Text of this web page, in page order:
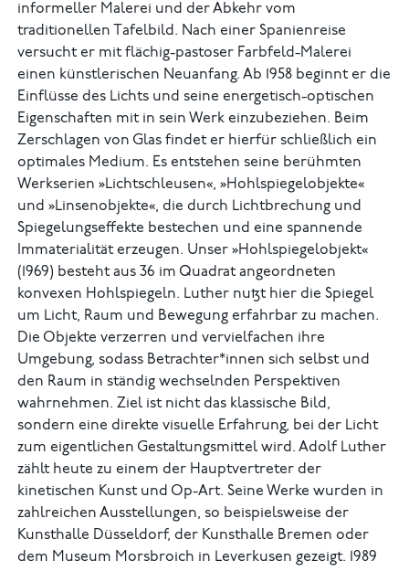
informeller Malerei und der Abkehr vom
traditionellen Tafelbild. Nach einer Spanienreise
versucht er mit flächig-pastoser Farbfeld-Malerei
einen künstlerischen Neuanfang. Ab 1958 beginnt er die
Einflüsse des Lichts und seine energetisch-optischen
Eigenschaften mit in sein Werk einzubeziehen. Beim
Zerschlagen von Glas findet er hierfür schließlich ein
optimales Medium. Es entstehen seine berühmten
Werkserien »Lichtschleusen«, »Hohlspiegelobjekte«
und »Linsenobjekte«, die durch Lichtbrechung und
Spiegelungseffekte bestechen und eine spannende
Immaterialität erzeugen. Unser »Hohlspiegelobjekt«
(1969) besteht aus 36 im Quadrat angeordneten
konvexen Hohlspiegeln. Luther nutzt hier die Spiegel
um Licht, Raum und Bewegung erfahrbar zu machen.
Die Objekte verzerren und vervielfachen ihre
Umgebung, sodass Betrachter*innen sich selbst und
den Raum in ständig wechselnden Perspektiven
wahrnehmen. Ziel ist nicht das klassische Bild,
sondern eine direkte visuelle Erfahrung, bei der Licht
zum eigentlichen Gestaltungsmittel wird. Adolf Luther
zählt heute zu einem der Hauptvertreter der
kinetischen Kunst und Op-Art. Seine Werke wurden in
zahlreichen Ausstellungen, so beispielsweise der
Kunsthalle Düsseldorf, der Kunsthalle Bremen oder
dem Museum Morsbroich in Leverkusen gezeigt. 1989